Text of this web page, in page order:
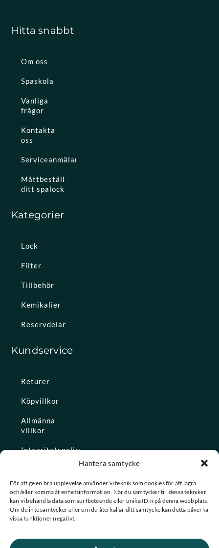
Hantera samtycke
För att ge en bra upplevelse använder vi teknik som cookies för att lagra
och/eller komma åt enhetsinformation. När du samtycker till dessa tekniker
kan vi behandla data som surfbeteende eller unika ID:n på denna webbplats.
Om du inte samtycker eller om du återkallar ditt samtycke kan detta påverka
vissa funktioner negativt.
Hitta snabbt
Om oss
Spaskola
Vanliga
frågor
Kontakta
oss
Serviceanmälan
Måttbeställ
ditt spalock
Kategorier
Lock
Filter
Tillbehör
Kemikalier
Reservdelar
Kundservice
Returer
Köpvillkor
Allmänna
villkor
Integritetspolicy
Konto